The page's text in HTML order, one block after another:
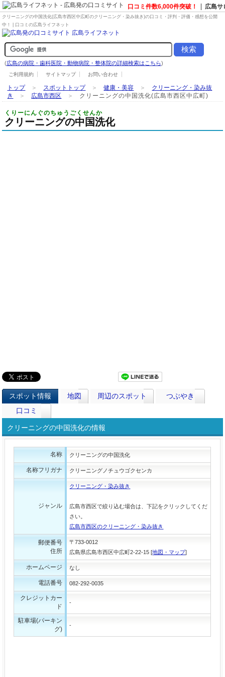
口コミ件数6,000件突破！ 広島サ
クリーニングの中国洗化(広島市西区中広町のクリーニング・染み抜き)の口コミ・評判・評価・感想を公開
中！ | 口コミの広島ライフネット
(広島の病院・歯科医院・動物病院・整体院の詳細検索はこちら)
ご利用規約 サイトマップ お問い合わせ
トップ＞ スポットトップ＞健康・美容 ＞ クリーニング・染み抜
き
＞ 広島市西区 ＞ クリーニングの中国洗化(広島市西区中広町)
くりーにんぐのちゅうごくせんか
クリーニングの中国洗化
スポット情報 地図 周辺のスポット
つぶやき
口コミ
クリーニングの中国洗化の情報
名称 クリーニングの中国洗化
名称フリガナ クリーニングノチュウゴクセンカ
ジャンル
クリーニング・染み抜き
広島市西区で絞り込む場合は、下記をクリックしてくだ
さい。
広島市西区のクリーニング・染み抜き
郵便番号
住所
〒733-0012
広島県広島市西区中広町2-22-15 [地図・マップ]
ホームページ なし
電話番号 082-292-0035
クレジットカー
ド
-
駐車場(パーキン
グ)
-